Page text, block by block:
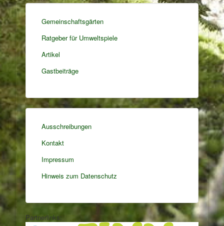
Gemeinschaftsgärten
Ratgeber für Umweltspiele
Artikel
Gastbeiträge
Ausschreibungen
Kontakt
Impressum
Hinweis zum Datenschutz
Partnerlinks: